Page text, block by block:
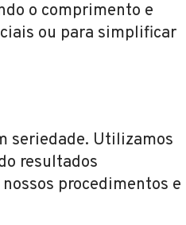
o comprimento e
ou para simplificar
seriedade. Utilizamos
resultados
procedimentos e